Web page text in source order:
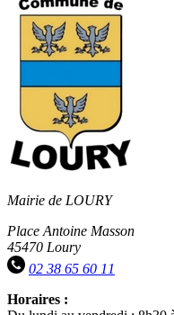
Mairie de LOURY
Place Antoine Masson
45470 Loury
02 38 65 60 11
Horaires :